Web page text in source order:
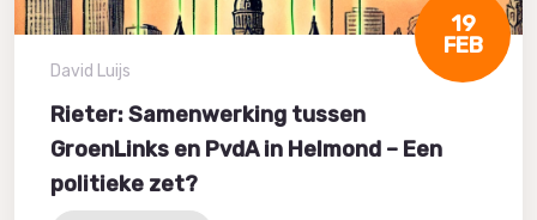
19
FEB
David Luijs
Rieter: Samenwerking tussen
GroenLinks en PvdA in Helmond – Een
politieke zet?